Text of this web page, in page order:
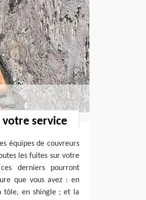
votre service
équipes de couvreurs
les fuites sur votre
derniers pourront
que vous avez : en
tôle, en shingle ; et la